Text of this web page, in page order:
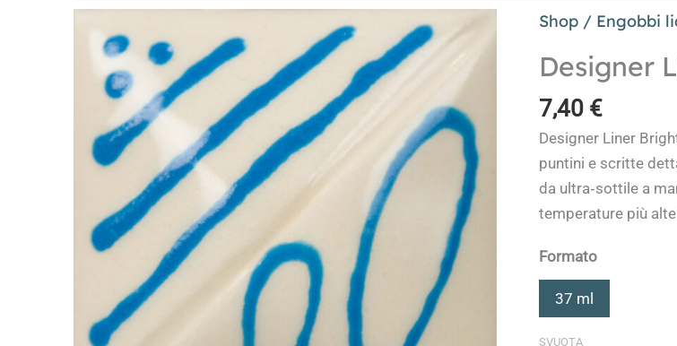
Shop / Engobbi
Designer
7,40 €
Designer Liner
puntini e scritte
da ultra‑sottile a
temperature più
Formato
37 ml
SVUOTA